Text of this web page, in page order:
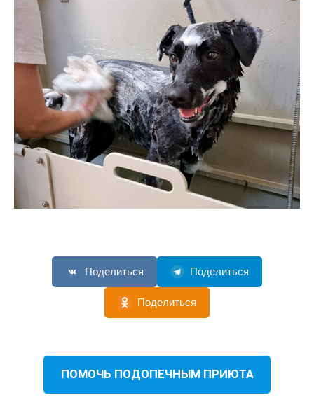
Поделиться Поделиться
Поделиться
ПОМОЧЬ ПОДОПЕЧНЫМ ПРИЮТА